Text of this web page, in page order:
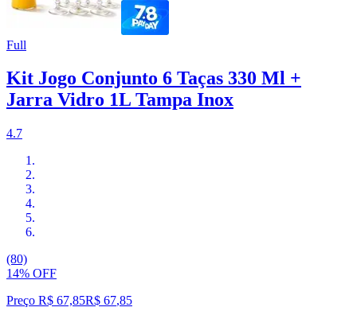
Full
Kit Jogo Conjunto 6 Taças 330 Ml +
Jarra Vidro 1L Tampa Inox
4.7
(80)
14% OFF
Preço R$ 67,85R$ 67,85